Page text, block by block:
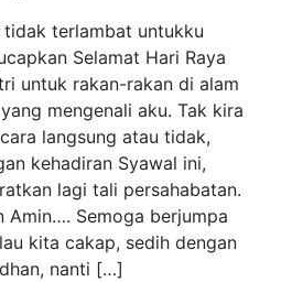
tidak terlambat untukku
Selamat Hari Raya
untuk rakan-rakan di alam
mengenali aku. Tak kira
langsung atau tidak,
kehadiran Syawal ini,
lagi tali persahabatan.
Amin…. Semoga berjumpa
kita cakap, sedih dengan
nanti […]